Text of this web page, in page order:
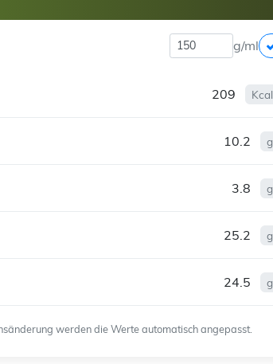
g/ml
209 Kcal
10.2 g
3.8 g
25.2 g
24.5 g
werden die Werte automatisch angepasst.